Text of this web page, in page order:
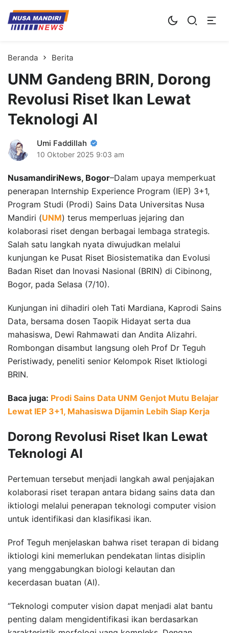
Kampus Digital Bisnis
Universitas Nusa Mandiri
Beranda Berita
UNM Gandeng BRIN, Dorong
Revolusi Riset Ikan Lewat
Teknologi AI
Umi Faddillah
10 Oktober 2025 9:03 am
NusamandiriNews, Bogor–Dalam upaya memperkuat
penerapan Internship Experience Program (IEP) 3+1,
Program Studi (Prodi) Sains Data Universitas Nusa
Mandiri (UNM) terus memperluas jejaring dan
kolaborasi riset dengan berbagai lembaga strategis.
Salah satu langkah nyata diwujudkan melalui
kunjungan ke Pusat Riset Biosistematika dan Evolusi
Badan Riset dan Inovasi Nasional (BRIN) di Cibinong,
Bogor, pada Selasa (7/10).
Kunjungan ini dihadiri oleh Tati Mardiana, Kaprodi Sains
Data, bersama dosen Taopik Hidayat serta dua
mahasiswa, Dewi Rahmawati dan Andita Alizahri.
Rombongan disambut langsung oleh Prof Dr Teguh
Peristiwady, peneliti senior Kelompok Riset Iktiologi
BRIN.
Baca juga: Prodi Sains Data UNM Genjot Mutu Belajar
Lewat IEP 3+1, Mahasiswa Dijamin Lebih Siap Kerja
Dorong Revolusi Riset Ikan Lewat
Teknologi AI
Pertemuan tersebut menjadi langkah awal penjajakan
kolaborasi riset terapan antara bidang sains data dan
iktiologi melalui penerapan teknologi computer vision
untuk identifikasi dan klasifikasi ikan.
Prof Teguh menjelaskan bahwa riset terapan di bidang
iktiologi kini memerlukan pendekatan lintas disiplin
yang menggabungkan biologi kelautan dan
kecerdasan buatan (AI).
“Teknologi computer vision dapat menjadi alat bantu
penting dalam mengidentifikasi ikan berdasarkan